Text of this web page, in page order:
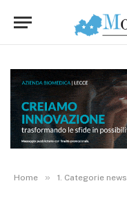
Home » 1. Categorie news